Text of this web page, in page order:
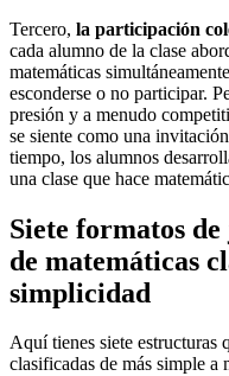
Tercero, la participación
cada alumno de la clase
matemáticas
esconderse o no participar.
presión y a menudo
se siente como una
tiempo, los alumnos
una clase que hace
Siete formatos
de matemáticas
simplicidad
Aquí tienes siete estructuras
clasificadas de más simple a